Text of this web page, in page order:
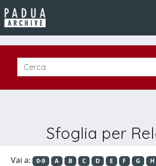
Sfoglia per
Vai a: 0-9 A B C D E F G H